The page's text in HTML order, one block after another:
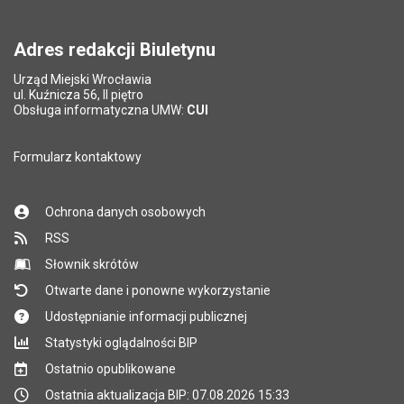
*
Pole wymagane
Adres redakcji Biuletynu
Urząd Miejski Wrocławia
ul. Kuźnicza 56, II piętro
Obsługa informatyczna UMW: CUI
Formularz kontaktowy
Ochrona danych osobowych
RSS
Słownik skrótów
Otwarte dane i ponowne wykorzystanie
Udostępnianie informacji publicznej
Statystyki oglądalności BIP
Ostatnio opublikowane
Ostatnia aktualizacja BIP: 07.08.2026 15:33